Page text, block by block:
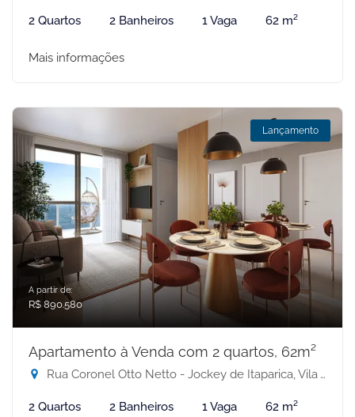
2 Quartos 2 Banheiros 1 Vaga 62 m²
Mais informações
Lançamento
A partir de:
R$ 890.580
Apartamento à Venda com 2 quartos, 62m²
Rua Coronel Otto Netto - Jockey de Itaparica, Vila Velha-ES
2 Quartos 2 Banheiros 1 Vaga 62 m²